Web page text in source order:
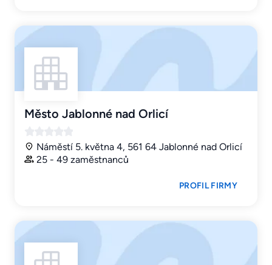
Město Jablonné nad Orlicí
Náměstí 5. května 4, 561 64 Jablonné nad Orlicí
25 - 49 zaměstnanců
PROFIL FIRMY